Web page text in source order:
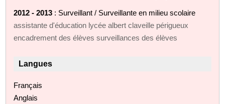
2012 - 2013 : Surveillant / Surveillante en milieu scolaire
assistante d'éducation lycée albert claveille périgueux
encadrement des élèves surveillances des élèves
Langues
Français
Anglais